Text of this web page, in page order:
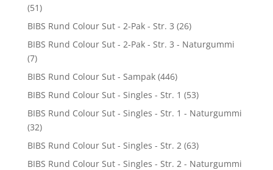
(51)
BIBS Rund Colour Sut - 2-Pak - Str. 3 (26)
BIBS Rund Colour Sut - 2-Pak - Str. 3 - Naturgummi
(7)
BIBS Rund Colour Sut - Sampak (446)
BIBS Rund Colour Sut - Singles - Str. 1 (53)
BIBS Rund Colour Sut - Singles - Str. 1 - Naturgummi
(32)
BIBS Rund Colour Sut - Singles - Str. 2 (63)
BIBS Rund Colour Sut - Singles - Str. 2 - Naturgummi